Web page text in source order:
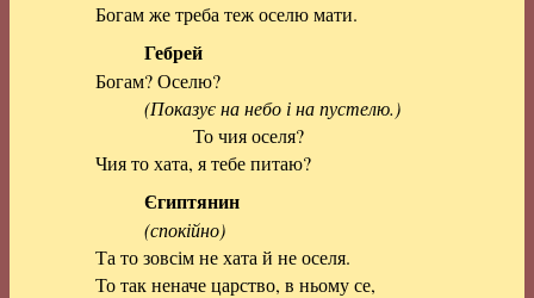
Богам же треба теж оселю мати.
Гебрей
Богам? Оселю?
(Показує на небо і на пустелю.)
То чия оселя?
Чия то хата, я тебе питаю?
Єгиптянин
(спокійно)
Та то зовсім не хата й не оселя.
То так неначе царство, в ньому се,